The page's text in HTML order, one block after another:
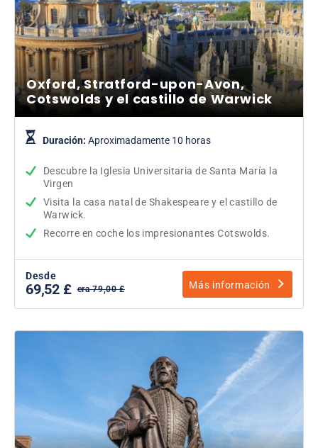
Oxford, Stratford-upon-Avon,
Cotswolds y el castillo de Warwick
Duración: Aproximadamente 10 horas
Descubre la Iglesia Universitaria de Santa María la
Virgen
Visita la casa natal de Shakespeare y el castillo de
Warwick.
Recorre en coche los impresionantes Cotswolds.
Desde
69,52 £ era 79,00 £ Más información